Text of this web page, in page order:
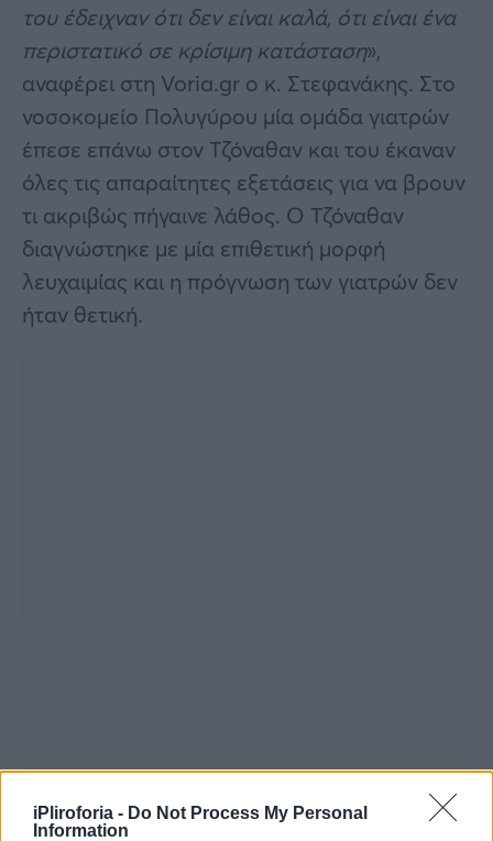
iPliroforia - Do Not Process My Personal
Information
του έδειχναν ότι δεν είναι καλά, ότι είναι ένα
περιστατικό σε κρίσιμη κατάσταση»,
αναφέρει στη Voria.gr ο κ. Στεφανάκης. Στο
νοσοκομείο Πολυγύρου μία ομάδα γιατρών
έπεσε επάνω στον Τζόναθαν και του έκαναν
όλες τις απαραίτητες εξετάσεις για να βρουν
τι ακριβώς πήγαινε λάθος. Ο Τζόναθαν
διαγνώστηκε με μία επιθετική μορφή
λευχαιμίας και η πρόγνωση των γιατρών δεν
ήταν θετική.